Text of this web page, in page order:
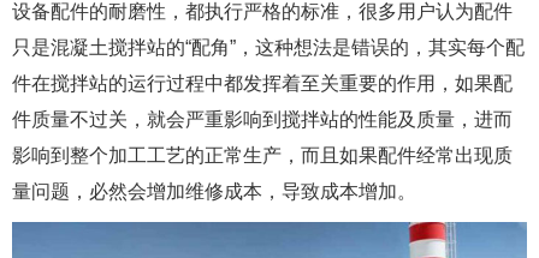
设备配件的耐磨性，都执行严格的标准，很多用户认为配件
只是混凝土搅拌站的“配角”，这种想法是错误的，其实每个配
件在搅拌站的运行过程中都发挥着至关重要的作用，如果配
件质量不过关，就会严重影响到搅拌站的性能及质量，进而
影响到整个加工工艺的正常生产，而且如果配件经常出现质
量问题，必然会增加维修成本，导致成本增加。